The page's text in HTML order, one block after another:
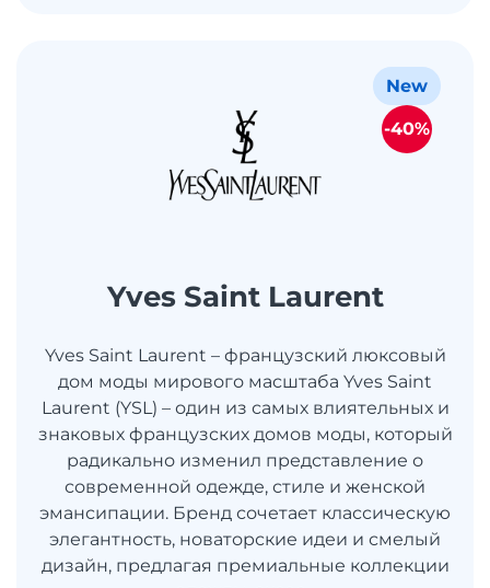
Yves Saint Laurent
Yves Saint Laurent – французский люксовый
дом моды мирового масштаба Yves Saint
Laurent (YSL) – один из самых влиятельных и
знаковых французских домов моды, который
радикально изменил представление о
современной одежде, стиле и женской
эмансипации. Бренд сочетает классическую
элегантность, новаторские идеи и смелый
дизайн, предлагая премиальные коллекции
New
-40%